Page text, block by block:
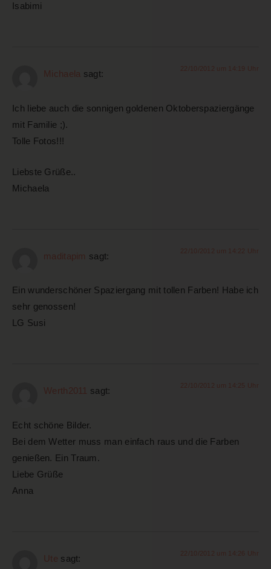
Isabimi
Michaela sagt: 22/10/2012 um 14:19 Uhr
Ich liebe auch die sonnigen goldenen Oktoberspaziergänge
mit Familie ;).
Tolle Fotos!!!
Liebste Grüße..
Michaela
maditapim sagt: 22/10/2012 um 14:22 Uhr
Ein wunderschöner Spaziergang mit tollen Farben! Habe ich
sehr genossen!
LG Susi
Werth2011 sagt: 22/10/2012 um 14:25 Uhr
Echt schöne Bilder.
Bei dem Wetter muss man einfach raus und die Farben
genießen. Ein Traum.
Liebe Grüße
Anna
Ute sagt: 22/10/2012 um 14:26 Uhr